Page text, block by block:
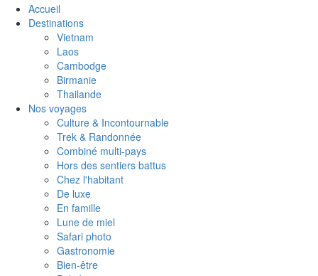
Accueil
Destinations
Vietnam
Laos
Cambodge
Birmanie
Thailande
Nos voyages
Culture & Incontournable
Trek & Randonnée
Combiné multi-pays
Hors des sentiers battus
Chez l'habitant
De luxe
En famille
Lune de miel
Safari photo
Gastronomie
Bien-être